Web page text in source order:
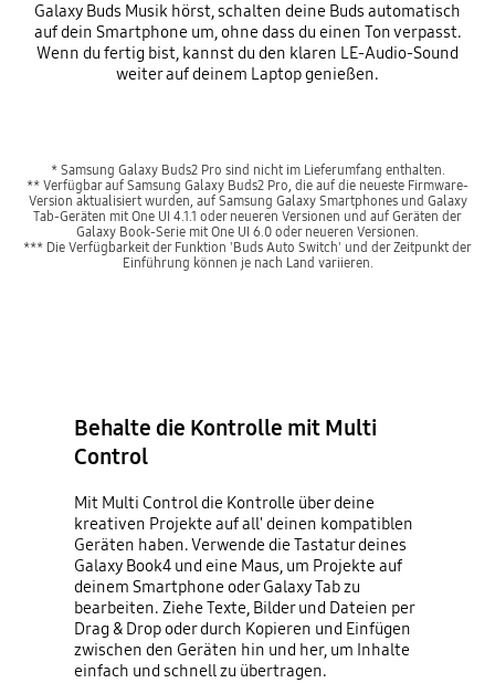
Galaxy Buds Musik hörst, schalten deine Buds automatisch
auf dein Smartphone um, ohne dass du einen Ton verpasst.
Wenn du fertig bist, kannst du den klaren LE-Audio-Sound
weiter auf deinem Laptop genießen.
* Samsung Galaxy Buds2 Pro sind nicht im Lieferumfang enthalten.
** Verfügbar auf Samsung Galaxy Buds2 Pro, die auf die neueste Firmware-
Version aktualisiert wurden, auf Samsung Galaxy Smartphones und Galaxy
Tab-Geräten mit One UI 4.1.1 oder neueren Versionen und auf Geräten der
Galaxy Book-Serie mit One UI 6.0 oder neueren Versionen.
*** Die Verfügbarkeit der Funktion 'Buds Auto Switch' und der Zeitpunkt der
Einführung können je nach Land variieren.
Behalte die Kontrolle mit Multi
Control
Mit Multi Control die Kontrolle über deine
kreativen Projekte auf all' deinen kompatiblen
Geräten haben. Verwende die Tastatur deines
Galaxy Book4 und eine Maus, um Projekte auf
deinem Smartphone oder Galaxy Tab zu
bearbeiten. Ziehe Texte, Bilder und Dateien per
Drag & Drop oder durch Kopieren und Einfügen
zwischen den Geräten hin und her, um Inhalte
einfach und schnell zu übertragen.